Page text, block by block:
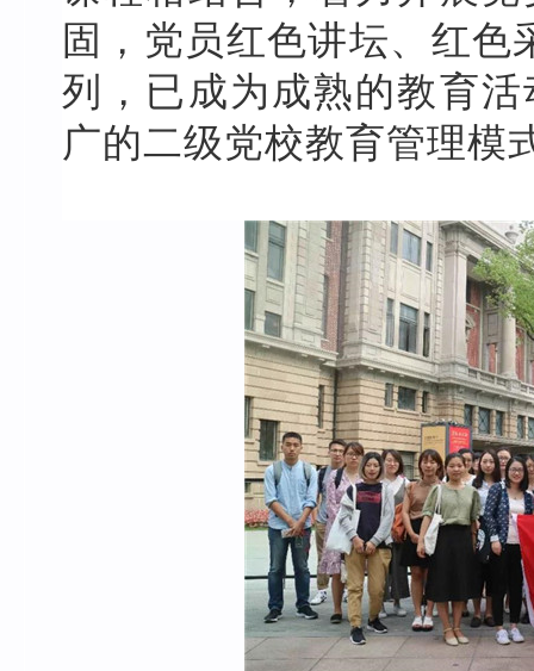
固，党员红色讲坛、红色
列，已成为成熟的教育
广的二级党校教育管理模